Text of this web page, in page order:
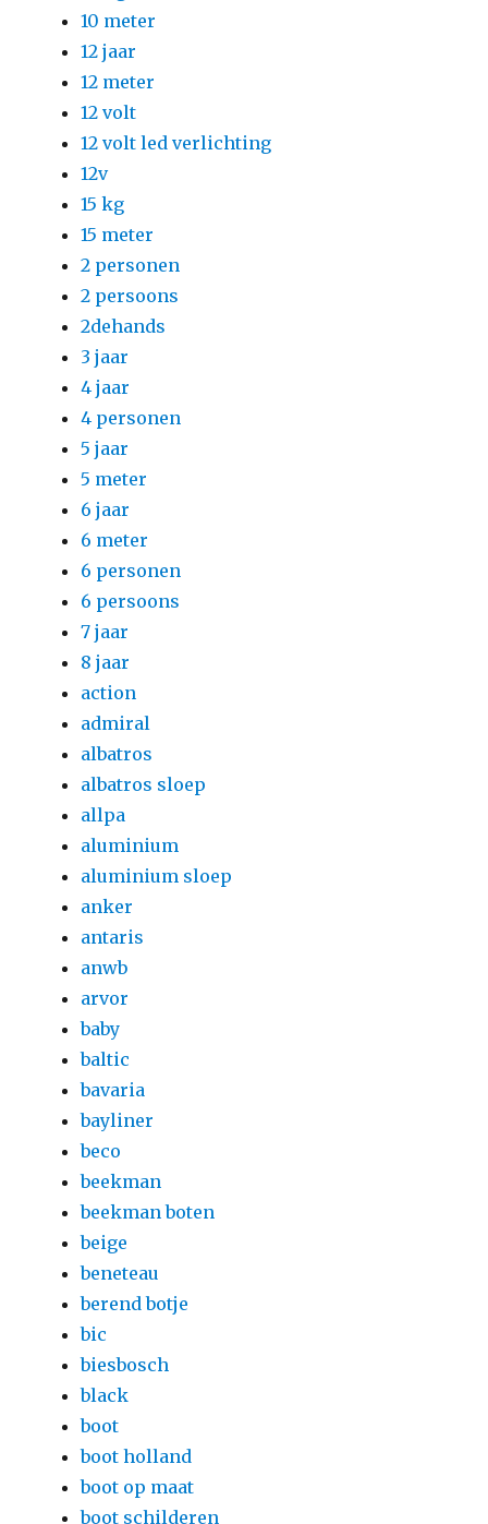
10 meter
12 jaar
12 meter
12 volt
12 volt led verlichting
12v
15 kg
15 meter
2 personen
2 persoons
2dehands
3 jaar
4 jaar
4 personen
5 jaar
5 meter
6 jaar
6 meter
6 personen
6 persoons
7 jaar
8 jaar
action
admiral
albatros
albatros sloep
allpa
aluminium
aluminium sloep
anker
antaris
anwb
arvor
baby
baltic
bavaria
bayliner
beco
beekman
beekman boten
beige
beneteau
berend botje
bic
biesbosch
black
boot
boot holland
boot op maat
boot schilderen